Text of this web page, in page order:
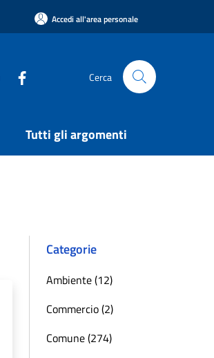
Accedi all'area personale
Cerca
Tutti gli argomenti
Categorie
Ambiente (12)
Commercio (2)
Comune (274)